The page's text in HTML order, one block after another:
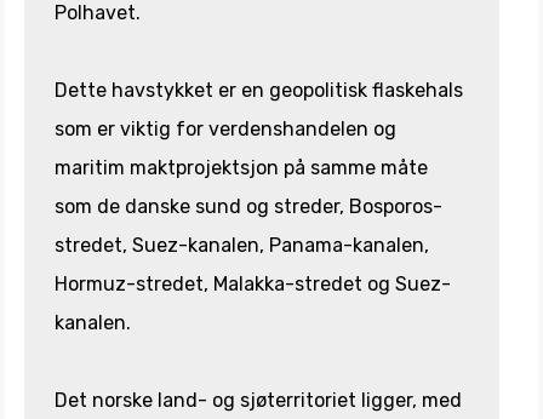
Polhavet.
Dette havstykket er en geopolitisk flaskehals
som er viktig for verdenshandelen og
maritim maktprojektsjon på samme måte
som de danske sund og streder, Bosporos-
stredet, Suez-kanalen, Panama-kanalen,
Hormuz-stredet, Malakka-stredet og Suez-
kanalen.
Det norske land- og sjøterritoriet ligger, med